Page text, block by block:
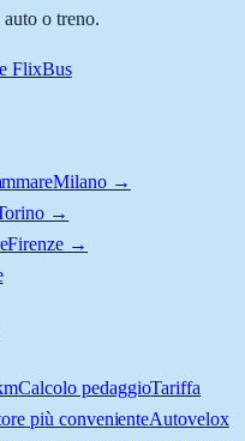
o treno.
FlixBus
Milano →
→
Firenze →
Calcolo pedaggioTariffa
più convenienteAutovelox